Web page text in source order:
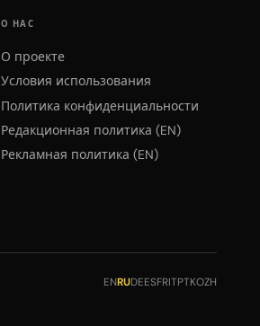
О НАС
О проекте
Условия использования
Политика конфиденциальности
Редакционная политика (EN)
Рекламная политика (EN)
ENRUDEESFRITPTKOZH